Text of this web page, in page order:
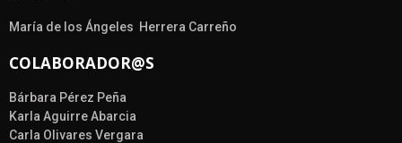
María de los Ángeles Herrera Carreño
COLABORADOR@S
Bárbara Pérez Peña
Karla Aguirre Abarcia
Carla Olivares Vergara